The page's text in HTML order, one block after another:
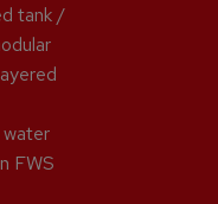
tank /
water
FWS